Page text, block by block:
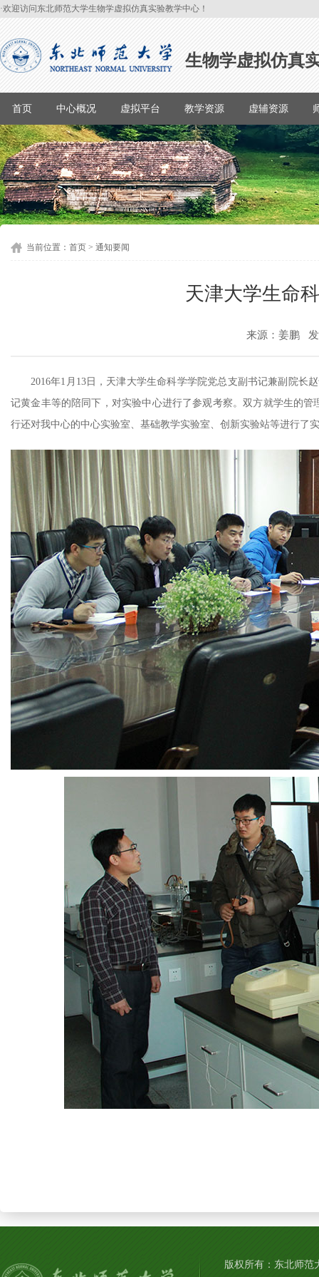
·欢迎访问东北师范大学生物学虚拟仿真实验教学中心！
生物学虚拟仿真
首页 中心概况 虚拟平台 教学资源 虚辅资源
当前位置： 首页 > 通知要闻
天津大学生命
来源：姜鹏
2016年1月13日，天津大学生命科学学院党总支副书记兼副院长
记黄金丰等的陪同下，对实验中心进行了参观考察。双方就学生的
行还对我中心的中心实验室、基础教学实验室、创新实验站等进行了
版权所有：东北师